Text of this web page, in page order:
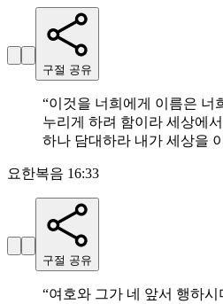
구절 공유
“이것을 너희에게 이름은 너
누리게 하려 함이라 세상에
하나 담대하라 내가 세상을
요한복음 16:33
구절 공유
“여호와 그가 네 앞서 행하시